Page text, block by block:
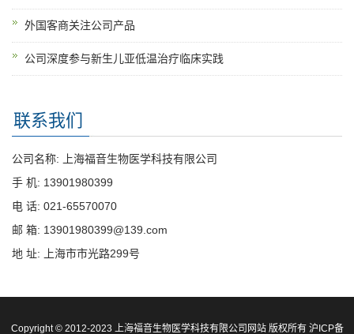
外国客商关注公司产品
公司深度参与新生儿亚低温治疗临床实践
联系我们
公司名称: 上海福音生物医学科技有限公司
手 机: 13901980399
电 话: 021-65570070
邮 箱: 13901980399@139.com
地 址: 上海市市光路299号
Copyright © 2012-2023 上海福音生物医学科技有限公司网站 版权所有 沪ICP备